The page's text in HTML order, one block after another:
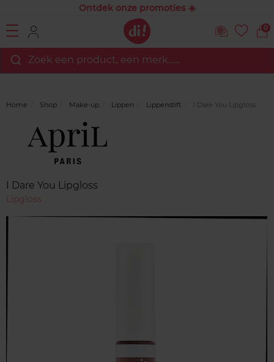
Ontdek onze promoties ☀️
0
Zoek een product, een merk…...
Home Shop Make-up Lippen Lippenstift I Dare You Lipgloss
I Dare You Lipgloss
Lipgloss